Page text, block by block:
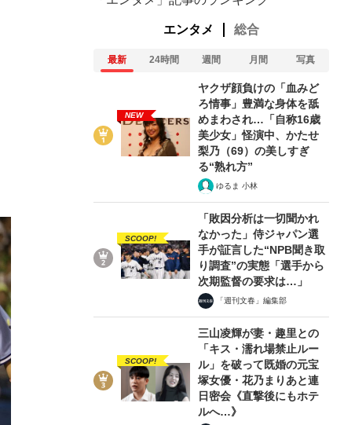
エンタメ 総合
最新 24時間 週間 月間 写真
NEW
ヤクザ顔負けの「血みど
ろ情事」豊満な身体を舐
めまわされ…「自称16歳
美少女」怪演中、かたせ
梨乃（69）の美しすぎ
る“熟れ方”
ゆるま 小林
SCOOP!
「敗因分析は一切聞かれ
なかった」侍ジャパン選
手が証言した“NPB聞き取
り調査”の実態「選手から
次期監督の要求は…」
「週刊文春」編集部
SCOOP!
三山凌輝が妻・趣里との
「キス・濡れ場禁止ルー
ル」を破って既婚の元宝
塚女優・花乃まりあと連
日密会《直撃後にもホテ
ルへ…》